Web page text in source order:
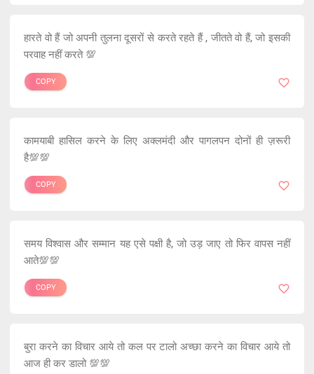
हारते वो हैं जो अपनी तुलना दूसरों से करते रहते हैं , जीतते वो हैं, जो इसकी
परवाह नहीं करते 💯
COPY
कामयाबी हासिल करने के लिए अक्लमंदी और पागलपन दोनों ही ज़रूरी
है💯💯
COPY
समय विश्वास और सम्मान यह एसे पक्षी है, जो उड़ जाए तो फिर वापस नहीं
आते💯💯
COPY
बुरा करने का विचार आये तो कल पर टालो अच्छा करने का विचार आये तो
आज ही कर डालो 💯💯